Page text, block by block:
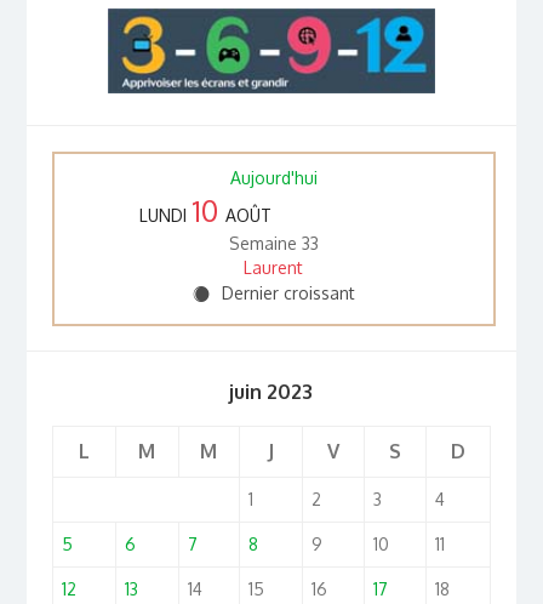
Aujourd'hui
LUNDI 10 AOÛT
Semaine 33
Laurent
Y Dernier croissant
juin 2023
L M M J V S D
1 2 3 4
5 6 7 8 9 10 11
12 13 14 15 16 17 18